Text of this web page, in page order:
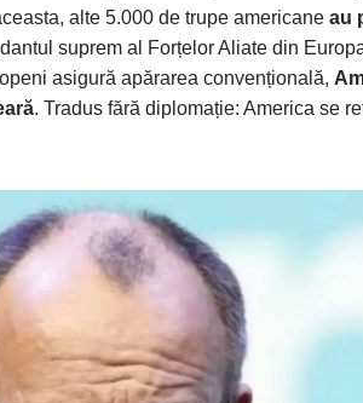
alte 5.000 de trupe americane au
suprem al Forțelor Aliate din
asigură apărarea convențională,
. Tradus fără diplomație: America se